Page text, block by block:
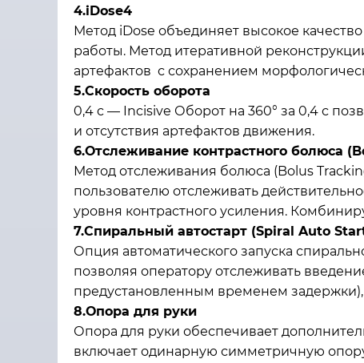
4.iDose4
Метод iDose объединяет высокое
работы. Метод итеративной
артефактов с сохранением
5.Скорость оборота
0,4 с — Incisive Оборот на 360° за 0,4 с
и отсутствия артефактов движения.
6.Отслеживание контрастного болюса
Метод отслеживания болюса (Bolus
пользователю отслеживать
уровня контрастного усиления.
7.Спиральный автостарт (Spiral Auto
Опция автоматического запуска
позволяя оператору отслеживать
предустановленным временем задержки),
8.Опора для руки
Опора для руки обеспечивает
включает одинарную симметричную